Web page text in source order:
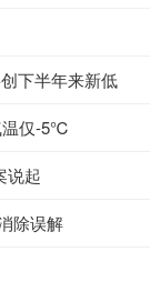
下半年来新低
温仅-5℃
说起
除误解